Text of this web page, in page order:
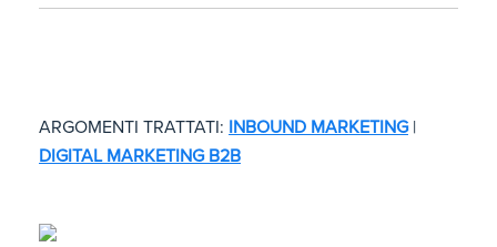
ARGOMENTI TRATTATI: INBOUND MARKETING |
DIGITAL MARKETING B2B